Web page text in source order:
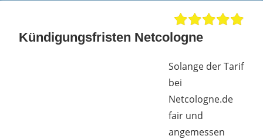
Kündigungsfristen Netcologne
Solange der Tarif
bei
Netcologne.de
fair und
angemessen